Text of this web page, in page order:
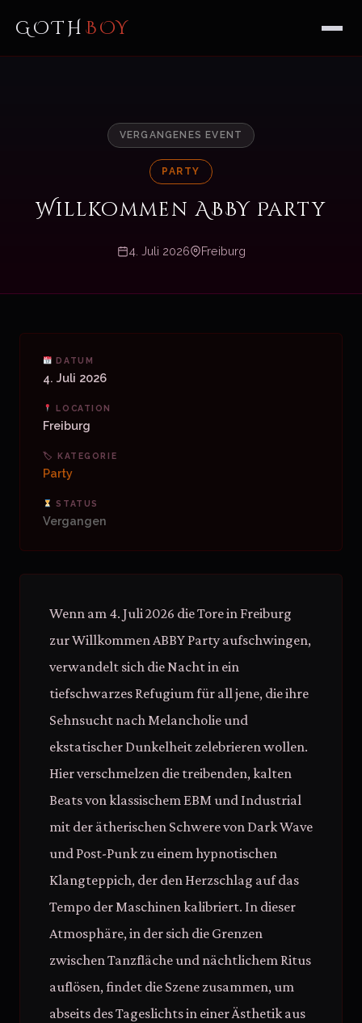
GOTH BOY
VERGANGENES EVENT
PARTY
Willkommen ABBY Party
4. Juli 2026 Freiburg
DATUM
4. Juli 2026
LOCATION
Freiburg
🏷 KATEGORIE
Party
STATUS
Vergangen
Wenn am 4. Juli 2026 die Tore in Freiburg
zur Willkommen ABBY Party aufschwingen,
verwandelt sich die Nacht in ein
tiefschwarzes Refugium für all jene, die ihre
Sehnsucht nach Melancholie und
ekstatischer Dunkelheit zelebrieren wollen.
Hier verschmelzen die treibenden, kalten
Beats von klassischem EBM und Industrial
mit der ätherischen Schwere von Dark Wave
und Post-Punk zu einem hypnotischen
Klangteppich, der den Herzschlag auf das
Tempo der Maschinen kalibriert. In dieser
Atmosphäre, in der sich die Grenzen
zwischen Tanzfläche und nächtlichem Ritus
auflösen, findet die Szene zusammen, um
abseits des Tageslichts in einer Ästhetik aus